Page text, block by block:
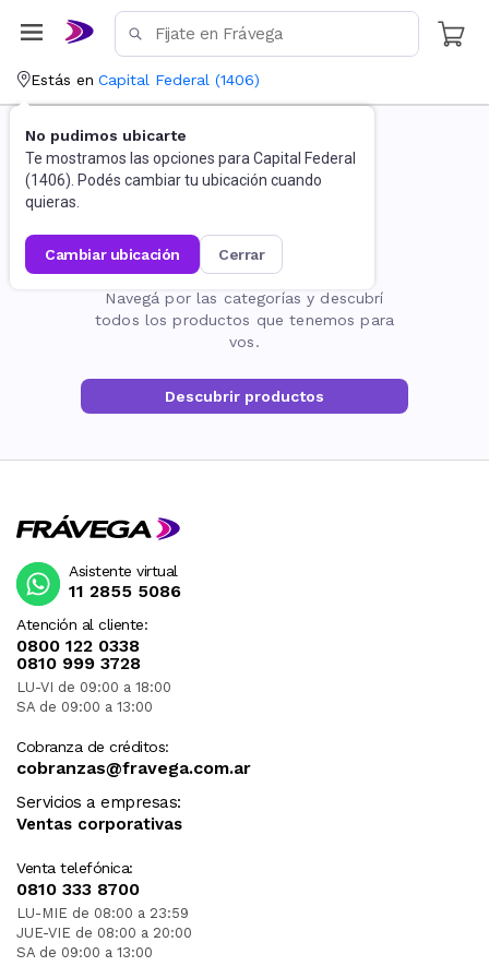
Estás en Capital Federal (1406)
No pudimos ubicarte
Te mostramos las opciones para Capital Federal
(1406). Podés cambiar tu ubicación cuando
quieras.
cambiar ubicación cerrar
La página no existe
Navegá por las categorías y descubrí
todos los productos que tenemos para
vos.
Descubrir productos
Atención al cliente:
0800 122 0338
0810 999 3728
LU-VI de 09:00 a 18:00
SA de 09:00 a 13:00
Cobranza de créditos:
cobranzas@fravega.com.ar
Servicios a empresas:
Ventas corporativas
Venta telefónica:
0810 333 8700
LU-MIE de 08:00 a 23:59
JUE-VIE de 08:00 a 20:00
SA de 09:00 a 13:00
Asistente virtual
11 2855 5086